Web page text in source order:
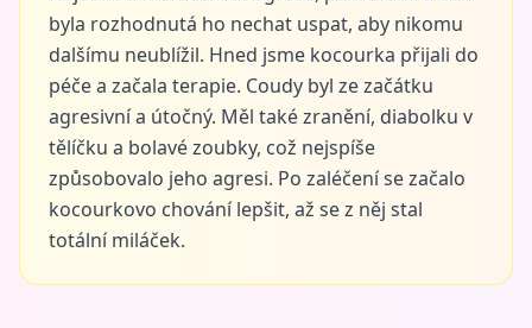
byla rozhodnutá ho nechat uspat, aby nikomu
dalšímu neublížil. Hned jsme kocourka přijali do
péče a začala terapie. Coudy byl ze začátku
agresivní a útočný. Měl také zranění, diabolku v
tělíčku a bolavé zoubky, což nejspíše
způsobovalo jeho agresi. Po zaléčení se začalo
kocourkovo chování lepšit, až se z něj stal
totální miláček.